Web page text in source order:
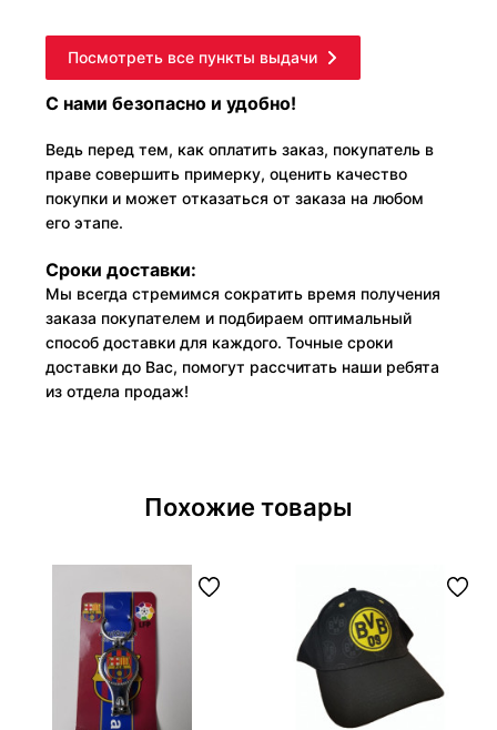
Посмотреть все пункты выдачи
С нами безопасно и удобно!
Ведь перед тем, как оплатить заказ, покупатель в
праве совершить примерку, оценить качество
покупки и может отказаться от заказа на любом
его этапе.
Сроки доставки:
Мы всегда стремимся сократить время получения
заказа покупателем и подбираем оптимальный
способ доставки для каждого. Точные сроки
доставки до Вас, помогут рассчитать наши ребята
из отдела продаж!
Похожие товары